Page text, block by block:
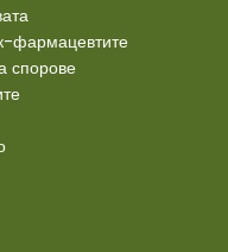
фармацевтите
спорове